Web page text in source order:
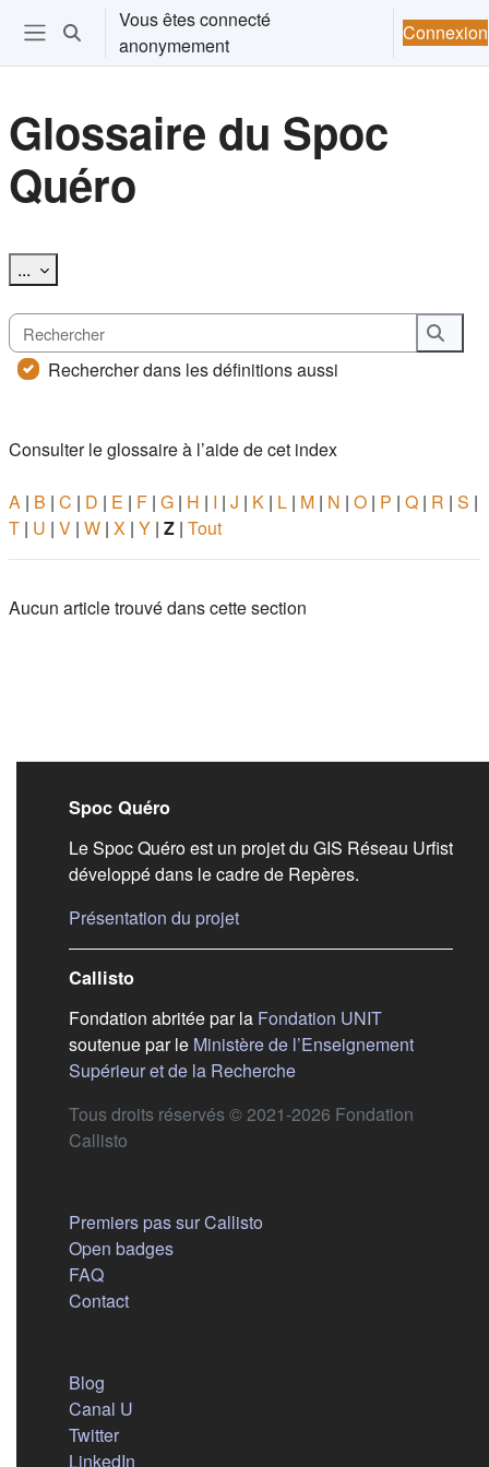
Passer au contenu principal
Ouvrir le menu de navigation
Activer/désactiver la saisie de recherche
Vous êtes connecté
anonymement
Connexion
Glossaire du Spoc
Quéro
... Exporter des articles
Rechercher
Rechercher dans les définitions aussi
Consulter le glossaire à l’aide de cet index
A | B | C | D | E | F | G | H | I | J | K | L | M | N | O | P | Q | R | S |
T | U | V | W | X | Y | Z | Tout
Aucun article trouvé dans cette section
Liens de bas de
Spoc Quéro
Le Spoc Quéro est un projet du GIS Réseau Urfist
développé dans le cadre de Repères.
Présentation du projet(s'ouvre dans un nouvel onglet)
Callisto
Fondation abritée par la Fondation UNIT(s'ouvre
soutenue par le Ministère de l’Enseignement
Supérieur et de la Recherche(s'ouvre dans un nouvel
Tous droits réservés © 2021-2026 Fondation
Callisto
Premiers pas sur Callisto
Open badges
FAQ
Contact
Blog
Canal U
Twitter(s'ouvre dans un nouvel onglet)
LinkedIn